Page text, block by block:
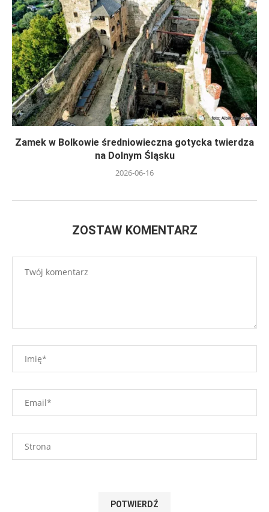
Zamek w Bolkowie średniowieczna gotycka twierdza
na Dolnym Śląsku
2026-06-16
ZOSTAW KOMENTARZ